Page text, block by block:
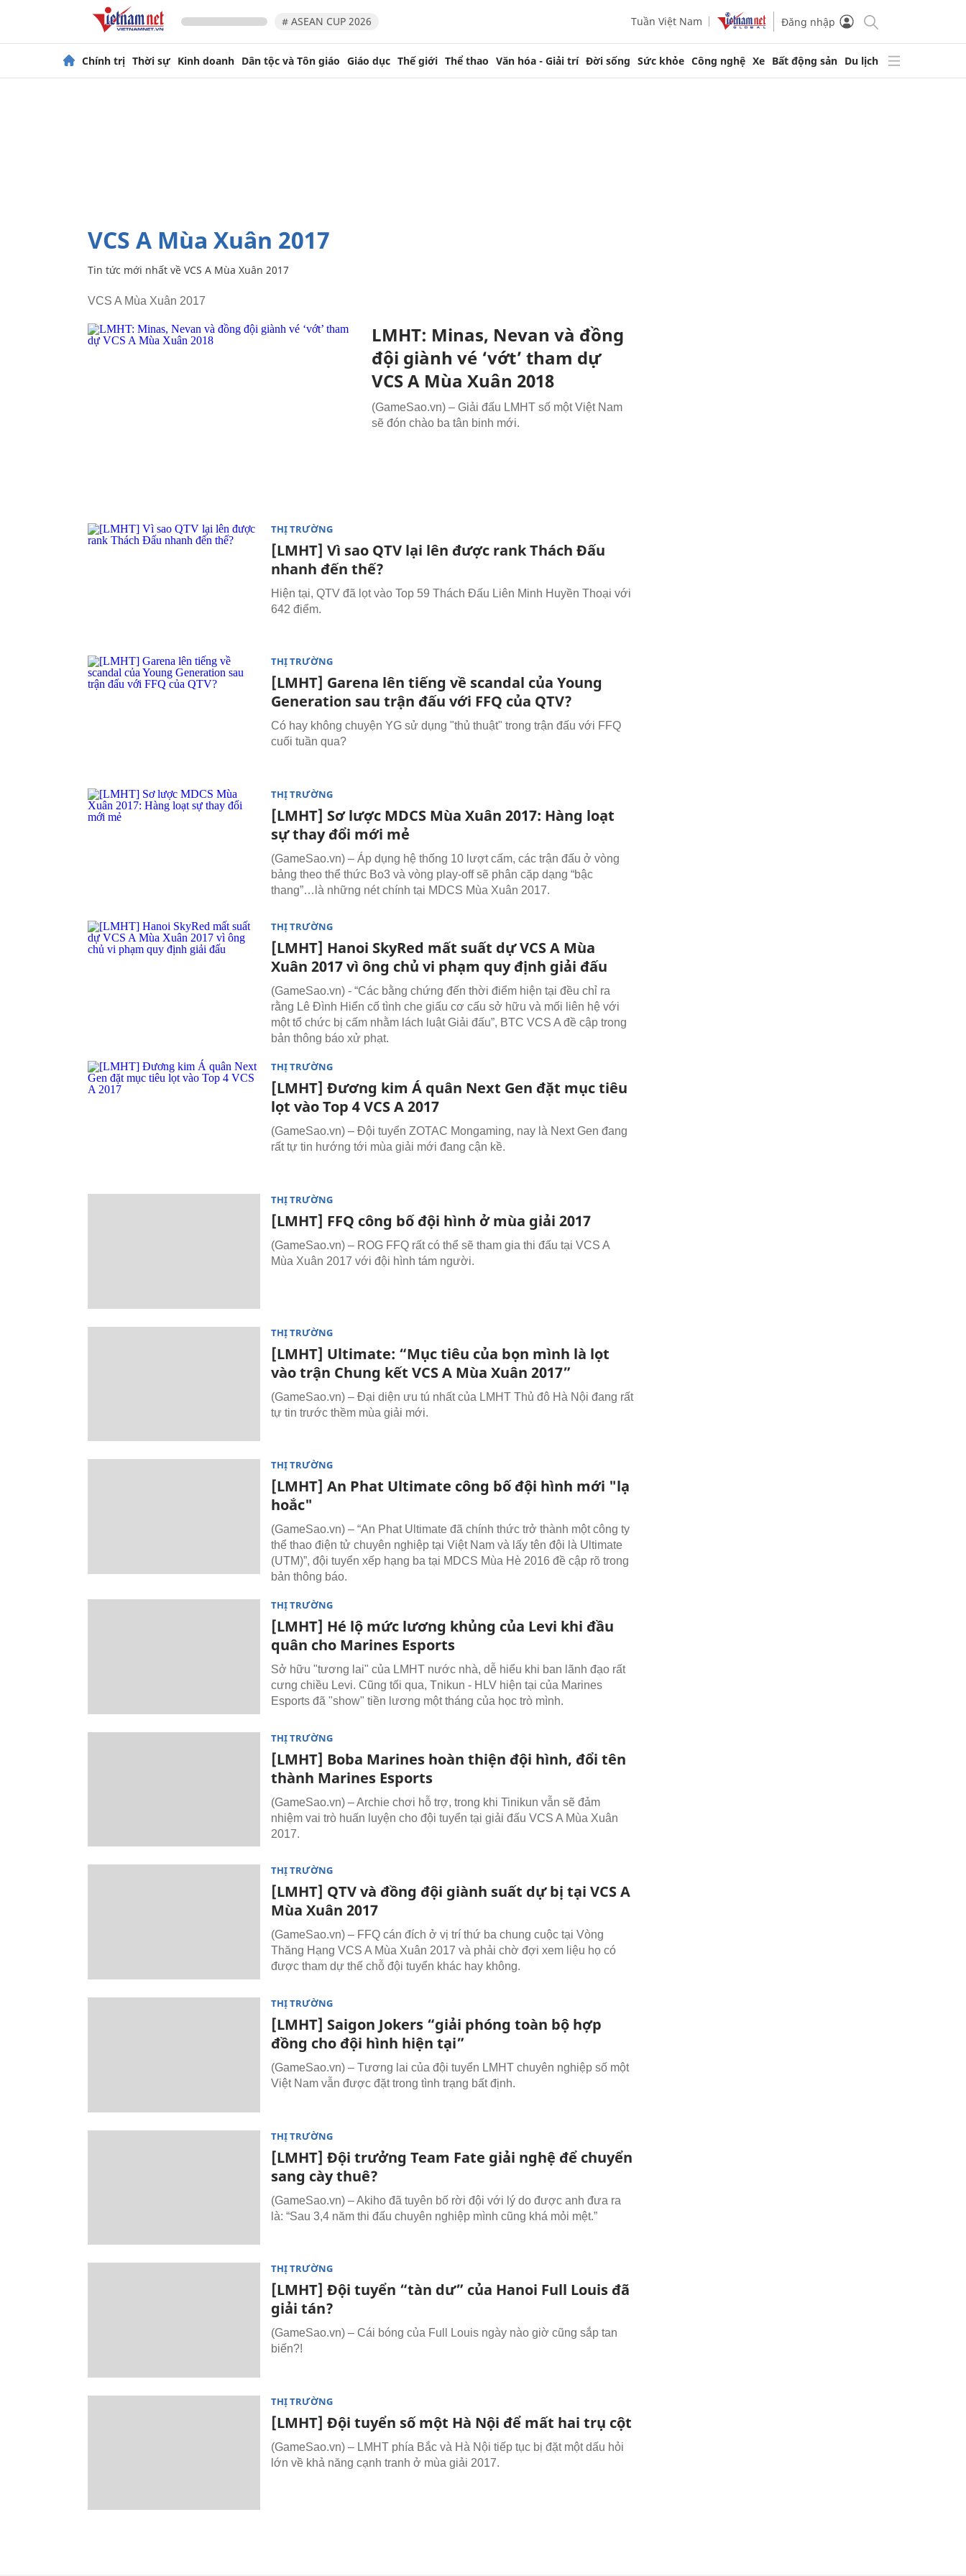
# ASEAN CUP 2026 Tuần Việt Nam Đăng nhập
Chính trị Thời sự Kinh doanh Dân tộc và Tôn giáo Giáo dục Thế giới Thể thao Văn hóa - Giải trí Đời sống Sức khỏe Công nghệ Xe Bất động sản Du lịch
VCS A Mùa Xuân 2017
Tin tức mới nhất về VCS A Mùa Xuân 2017
VCS A Mùa Xuân 2017
LMHT: Minas, Nevan và đồng
đội giành vé ‘vớt’ tham dự
VCS A Mùa Xuân 2018
(GameSao.vn) – Giải đấu LMHT số một Việt Nam
sẽ đón chào ba tân binh mới.
THỊ TRƯỜNG
[LMHT] Vì sao QTV lại lên được rank Thách Đấu
nhanh đến thế?
Hiện tại, QTV đã lọt vào Top 59 Thách Đấu Liên Minh Huyền Thoại với
642 điểm.
THỊ TRƯỜNG
[LMHT] Garena lên tiếng về scandal của Young
Generation sau trận đấu với FFQ của QTV?
Có hay không chuyện YG sử dụng "thủ thuật" trong trận đấu với FFQ
cuối tuần qua?
THỊ TRƯỜNG
[LMHT] Sơ lược MDCS Mùa Xuân 2017: Hàng loạt
sự thay đổi mới mẻ
(GameSao.vn) – Áp dụng hệ thống 10 lượt cấm, các trận đấu ở vòng
bảng theo thể thức Bo3 và vòng play-off sẽ phân cặp dạng “bậc
thang”…là những nét chính tại MDCS Mùa Xuân 2017.
THỊ TRƯỜNG
[LMHT] Hanoi SkyRed mất suất dự VCS A Mùa
Xuân 2017 vì ông chủ vi phạm quy định giải đấu
(GameSao.vn) - “Các bằng chứng đến thời điểm hiện tại đều chỉ ra
rằng Lê Đình Hiển cố tình che giấu cơ cấu sở hữu và mối liên hệ với
một tổ chức bị cấm nhằm lách luật Giải đấu”, BTC VCS A đề cập trong
bản thông báo xử phạt.
THỊ TRƯỜNG
[LMHT] Đương kim Á quân Next Gen đặt mục tiêu
lọt vào Top 4 VCS A 2017
(GameSao.vn) – Đội tuyển ZOTAC Mongaming, nay là Next Gen đang
rất tự tin hướng tới mùa giải mới đang cận kề.
THỊ TRƯỜNG
[LMHT] FFQ công bố đội hình ở mùa giải 2017
(GameSao.vn) – ROG FFQ rất có thể sẽ tham gia thi đấu tại VCS A
Mùa Xuân 2017 với đội hình tám người.
THỊ TRƯỜNG
[LMHT] Ultimate: “Mục tiêu của bọn mình là lọt
vào trận Chung kết VCS A Mùa Xuân 2017”
(GameSao.vn) – Đại diện ưu tú nhất của LMHT Thủ đô Hà Nội đang rất
tự tin trước thềm mùa giải mới.
THỊ TRƯỜNG
[LMHT] An Phat Ultimate công bố đội hình mới "lạ
hoắc"
(GameSao.vn) – “An Phat Ultimate đã chính thức trở thành một công ty
thể thao điện tử chuyên nghiệp tại Việt Nam và lấy tên đội là Ultimate
(UTM)”, đội tuyển xếp hạng ba tại MDCS Mùa Hè 2016 đề cập rõ trong
bản thông báo.
THỊ TRƯỜNG
[LMHT] Hé lộ mức lương khủng của Levi khi đầu
quân cho Marines Esports
Sở hữu "tương lai" của LMHT nước nhà, dễ hiểu khi ban lãnh đạo rất
cưng chiều Levi. Cũng tối qua, Tnikun - HLV hiện tại của Marines
Esports đã "show" tiền lương một tháng của học trò mình.
THỊ TRƯỜNG
[LMHT] Boba Marines hoàn thiện đội hình, đổi tên
thành Marines Esports
(GameSao.vn) – Archie chơi hỗ trợ, trong khi Tinikun vẫn sẽ đảm
nhiệm vai trò huấn luyện cho đội tuyển tại giải đấu VCS A Mùa Xuân
2017.
THỊ TRƯỜNG
[LMHT] QTV và đồng đội giành suất dự bị tại VCS A
Mùa Xuân 2017
(GameSao.vn) – FFQ cán đích ở vị trí thứ ba chung cuộc tại Vòng
Thăng Hạng VCS A Mùa Xuân 2017 và phải chờ đợi xem liệu họ có
được tham dự thế chỗ đội tuyển khác hay không.
THỊ TRƯỜNG
[LMHT] Saigon Jokers “giải phóng toàn bộ hợp
đồng cho đội hình hiện tại”
(GameSao.vn) – Tương lai của đội tuyển LMHT chuyên nghiệp số một
Việt Nam vẫn được đặt trong tình trạng bất định.
THỊ TRƯỜNG
[LMHT] Đội trưởng Team Fate giải nghệ để chuyển
sang cày thuê?
(GameSao.vn) – Akiho đã tuyên bố rời đội với lý do được anh đưa ra
là: “Sau 3,4 năm thi đấu chuyên nghiệp mình cũng khá mỏi mệt.”
THỊ TRƯỜNG
[LMHT] Đội tuyển “tàn dư” của Hanoi Full Louis đã
giải tán?
(GameSao.vn) – Cái bóng của Full Louis ngày nào giờ cũng sắp tan
biến?!
THỊ TRƯỜNG
[LMHT] Đội tuyển số một Hà Nội để mất hai trụ cột
(GameSao.vn) – LMHT phía Bắc và Hà Nội tiếp tục bị đặt một dấu hỏi
lớn về khả năng cạnh tranh ở mùa giải 2017.